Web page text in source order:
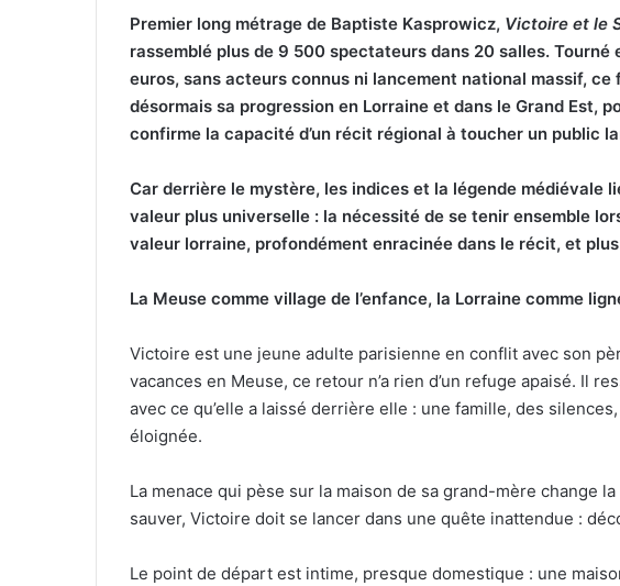
Premier long métrage de Baptiste Kasprowicz, Victoire et le
rassemblé plus de 9 500 spectateurs dans 20 salles.
euros, sans acteurs connus ni lancement national massif, ce
désormais sa progression en Lorraine et dans le Grand Est,
confirme la capacité d’un récit régional à toucher un public
Car derrière le mystère, les indices et la légende médiévale
valeur plus universelle : la nécessité de se tenir ensemble
valeur lorraine, profondément enracinée dans le récit, et
La Meuse comme village de l’enfance, la Lorraine comme
Victoire est une jeune adulte parisienne en conflit avec son
vacances en Meuse, ce retour n’a rien d’un refuge apaisé. Il
avec ce qu’elle a laissé derrière elle : une famille, des
éloignée.
La menace qui pèse sur la maison de sa grand-mère change
sauver, Victoire doit se lancer dans une quête inattendue :
Le point de départ est intime, presque domestique : une